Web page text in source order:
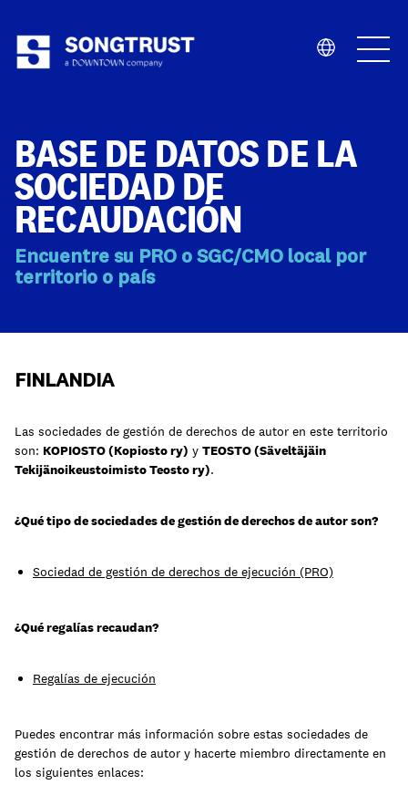
Qué Hacemos
Aprende
Acceso clientes
BASE DE DATOS DE LA
SOCIEDAD DE
RECAUDACIÓN
Encuentre su PRO o SGC/CMO local por
territorio o país
FINLANDIA
Las sociedades de gestión de derechos de autor en este territorio
son: KOPIOSTO (Kopiosto ry) y TEOSTO (Säveltäjäin
Tekijänoikeustoimisto Teosto ry).
¿Qué tipo de sociedades de gestión de derechos de autor son?
Sociedad de gestión de derechos de ejecución (PRO)
¿Qué regalías recaudan?
Regalías de ejecución
Puedes encontrar más información sobre estas sociedades de
gestión de derechos de autor y hacerte miembro directamente en
los siguientes enlaces: